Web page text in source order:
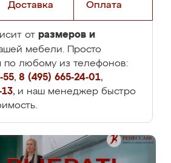
Доставка Оплата
от размеров и
мебели. Просто
по любому из телефонов:
55, 8 (495) 665-24-01,
, и наш менеджер быстро